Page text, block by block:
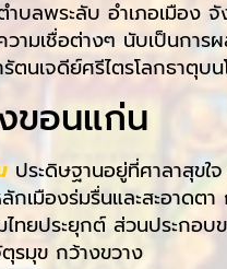
บลพระลับ อำเภอเมือง
วามเชื่อต่างๆ นับเป็นกา
รัตนเจดีย์ศรีไตรโลกธาตุ
ขอนแก่น
ประดิษฐานอยู่ที่ศาลาสุข
กเมืองร่มรื่นและสะอาด
ไทยประยุกต์ ส่วนประกอ
รมุข กว้างขวาง